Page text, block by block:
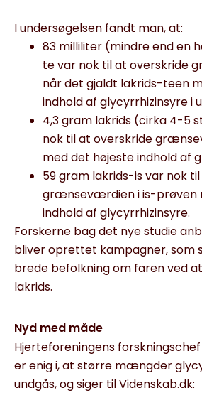
I undersøgelsen fandt man, at:
83 milliliter (mindre end en
te var nok til at overskride
når det gjaldt lakrids-teen
indhold af glycyrrhizinsyre i
4,3 gram lakrids (cirka 4-5
nok til at overskride
med det højeste indhold af
59 gram lakrids-is var nok
grænseværdien i is-prøven
indhold af glycyrrhizinsyre.
Forskerne bag det nye studie
bliver oprettet kampagner, som
brede befolkning om faren ved
lakrids.
Nyd med måde
Hjerteforeningens
er enig i, at større mængder
undgås, og siger til Videnskab.dk: